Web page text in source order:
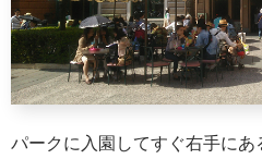
パークに入園してすぐ右手に